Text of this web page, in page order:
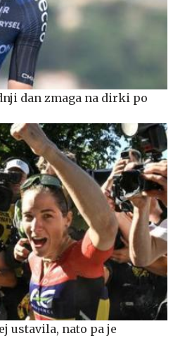
dan zmaga na dirki po
ustavila, nato pa je